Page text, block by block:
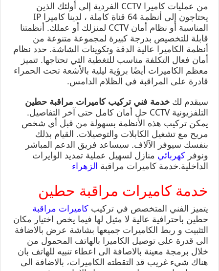
من عمليات كاميرا CCTV الفردية إلى أولئك الذين
يحتاجون إلى أنظمة 64 قناة كاملة ، لدينا كاميرا IP
المناسبة أو نظام أمان CCTV لمنزلك أو عملك. أنظمتنا
قابلة للتخصيص بدرجة كبيرة لمجموعة متنوعة من
أنظمة الكاميرا عالية الدقة وتكوينات الشاشة. حدد نظام
أمان فعال التكلفة مناسب للتغطية التي تحتاجها. تتميز
معظم الكاميرات أيضًا برؤية ليلية بالأشعة تحت الحمراء
قادرة على المراقبة في الظلام الدامس.
سيقدم لكخدمة فني تركيب كاميرات مراقبة حطين
التلفزيونية CCTV حل أمان كامل حتى آخر التفاصيل.
يمكن تركيب هذه الأنظمة بسهولة من قبل أي شخص
مريح مع تشغيل الكابلات والتوصيلات. القيام بذلك
بنفسك سيوفر الآلاف. سيساعد فريق الدعم المباشر
ونوفركهربائي منازل لسهيل عملية تمديد الوايرات
الداخلية.خدمة كاميرات مراقبة الزهراء
خدمة كاميرات مراقبة حطين
يتميز الفني المتخصص في تركيبكاميرات مراقبة
حطين باحترافية عالية لا مثيل لها فيما يخص اختيار مكان
التثبيت و ربط الكاميرات جميعها بشاشة عرض بالاضافة
الى قدرة على توصيل الكاميرا بالهاتف المحمول من
خلال برمجة معينة بالاصافة الى اعطاء تنبيه للهاتف بان
هناك شيء غريب قد التقطته الكاميرات، بالاضافة الى